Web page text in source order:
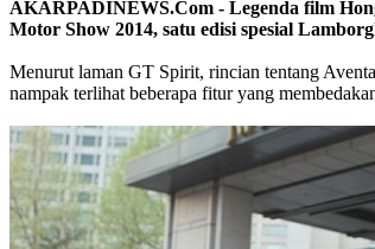
AKARPADINEWS.Com - Legenda film
Motor Show 2014, satu edisi spesial
Menurut laman GT Spirit, rincian tentang
nampak terlihat beberapa fitur yang